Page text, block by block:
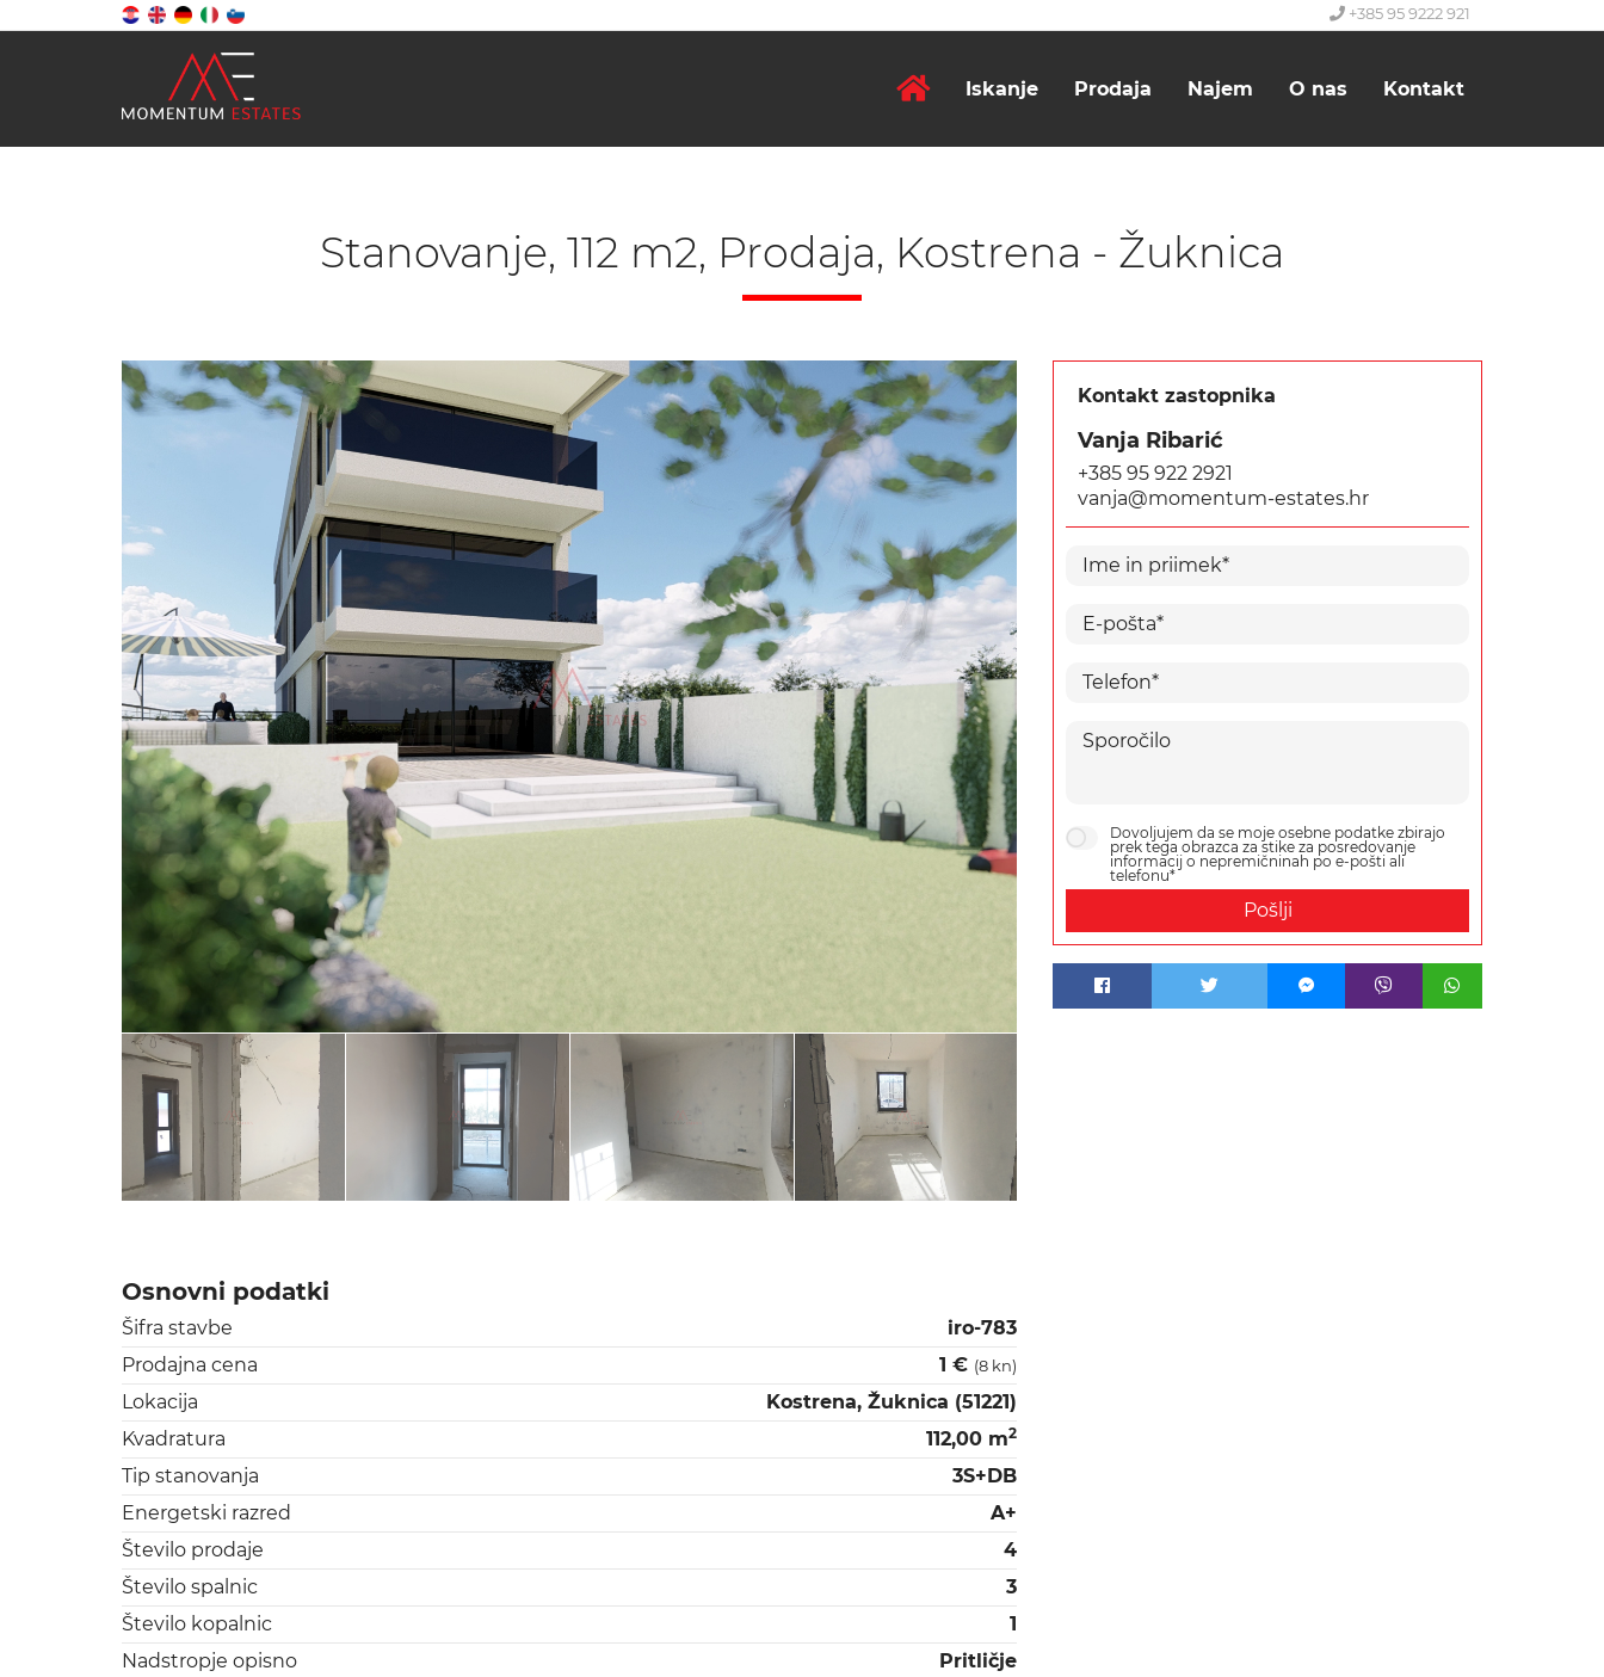
+385 95 9222 921
Iskanje Prodaja Najem O nas Kontakt
Stanovanje, 112 m2, Prodaja, Kostrena - Žuknica
Osnovni podatki
Šifra stavbe
iro-783
Prodajna cena
1 € (8 kn)
Lokacija
Kostrena, Žuknica (51221)
Kvadratura
112,00 m2
Tip stanovanja
3S+DB
Energetski razred
A+
Število prodaje
4
Število spalnic
3
Število kopalnic
1
Nadstropje opisno
Pritličje
Kontakt zastopnika
Vanja Ribarić
+385 95 922 2921
vanja@momentum-estates.hr
Dovoljujem da se moje osebne podatke zbirajo
prek tega obrazca za stike za posredovanje
informacij o nepremičninah po e-pošti ali
telefonu*
Pošlji